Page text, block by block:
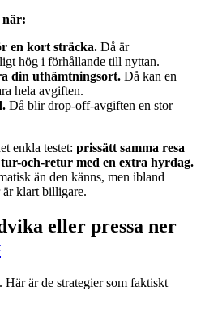
när:
en kort sträcka. Då är
hög i förhållande till nyttan.
din uthämtningsort. Då kan en
hela avgiften.
Då blir drop-off-avgiften en stor
enkla testet: prissätt samma resa
tur-och-retur med en extra hyrdag.
än den känns, men ibland
är klart billigare.
eller pressa ner
är de strategier som faktiskt